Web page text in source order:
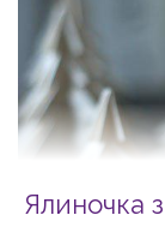
Ялиночка